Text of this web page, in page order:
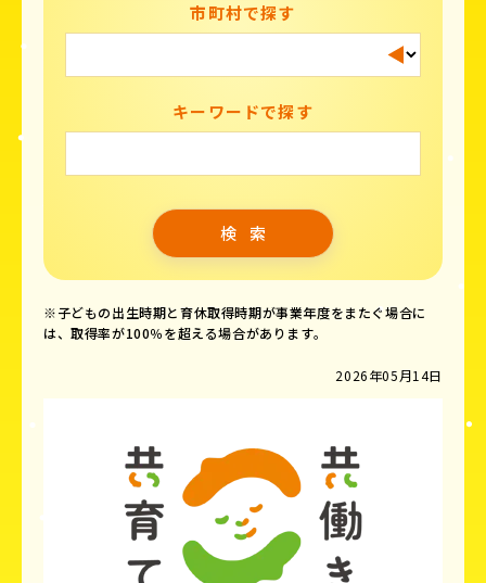
市町村で探す
キーワードで探す
※子どもの出生時期と育休取得時期が事業年度をまたぐ場合に
は、取得率が100％を超える場合があります。
2026年05月14日